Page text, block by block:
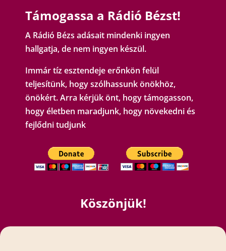
Támogassa a Rádió Bézst!
A Rádió Bézs adásait mindenki ingyen
hallgatja, de nem ingyen készül.
Immár tíz esztendeje erőnkön felül
teljesítünk, hogy szólhassunk önökhöz,
önökért. Arra kérjük önt, hogy támogasson,
hogy életben maradjunk, hogy növekedni és
fejlődni tudjunk
Köszönjük!